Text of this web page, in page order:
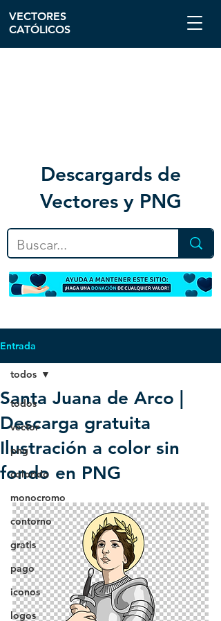
Descargards de
Vectores y PNG
VECTORES
CATÓLICOS
Entrada
todos
vector
png
colorido
monocromo
contorno
gratis
pago
iconos
logos
todos
Santa Juana de Arco |
Descarga gratuita
Ilustración a color sin
fondo en PNG